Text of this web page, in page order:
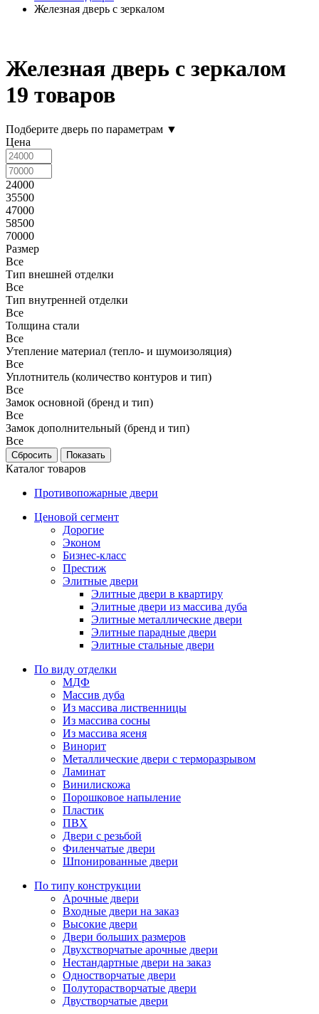
Железная дверь с зеркалом
Железная дверь с зеркалом
19 товаров
Подберите дверь по параметрам ▼
Цена
24000
35500
47000
58500
70000
Размер
Все
Тип внешней отделки
Все
Тип внутренней отделки
Все
Толщина стали
Все
Утепление материал (тепло- и шумоизоляция)
Все
Уплотнитель (количество контуров и тип)
Все
Замок основной (бренд и тип)
Все
Замок дополнительный (бренд и тип)
Все
Каталог товаров
Противопожарные двери
Ценовой сегмент
Дорогие
Эконом
Бизнес-класс
Престиж
Элитные двери
Элитные двери в квартиру
Элитные двери из массива дуба
Элитные металлические двери
Элитные парадные двери
Элитные стальные двери
По виду отделки
МДФ
Массив дуба
Из массива лиственницы
Из массива сосны
Из массива ясеня
Винорит
Металлические двери с терморазрывом
Ламинат
Винилискожа
Порошковое напыление
Пластик
ПВХ
Двери с резьбой
Филенчатые двери
Шпонированные двери
По типу конструкции
Арочные двери
Входные двери на заказ
Высокие двери
Двери больших размеров
Двухстворчатые арочные двери
Нестандартные двери на заказ
Одностворчатые двери
Полуторастворчатые двери
Двустворчатые двери